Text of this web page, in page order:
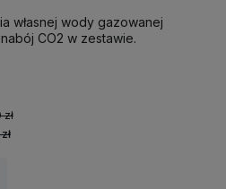
własnej wody gazowanej
nabój CO2 w zestawie.